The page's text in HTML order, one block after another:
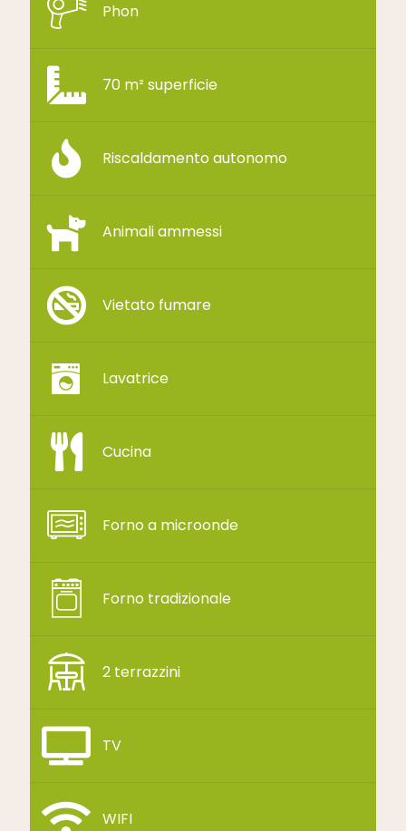
Phon
70 m² superficie
Riscaldamento autonomo
Animali ammessi
Vietato fumare
Lavatrice
Cucina
Forno a microonde
Forno tradizionale
2 terrazzini
TV
WIFI